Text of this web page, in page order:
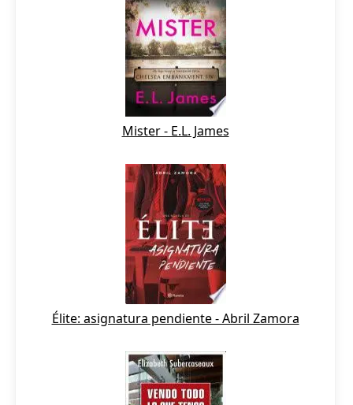
Mister - E.L. James
Élite: asignatura pendiente - Abril Zamora